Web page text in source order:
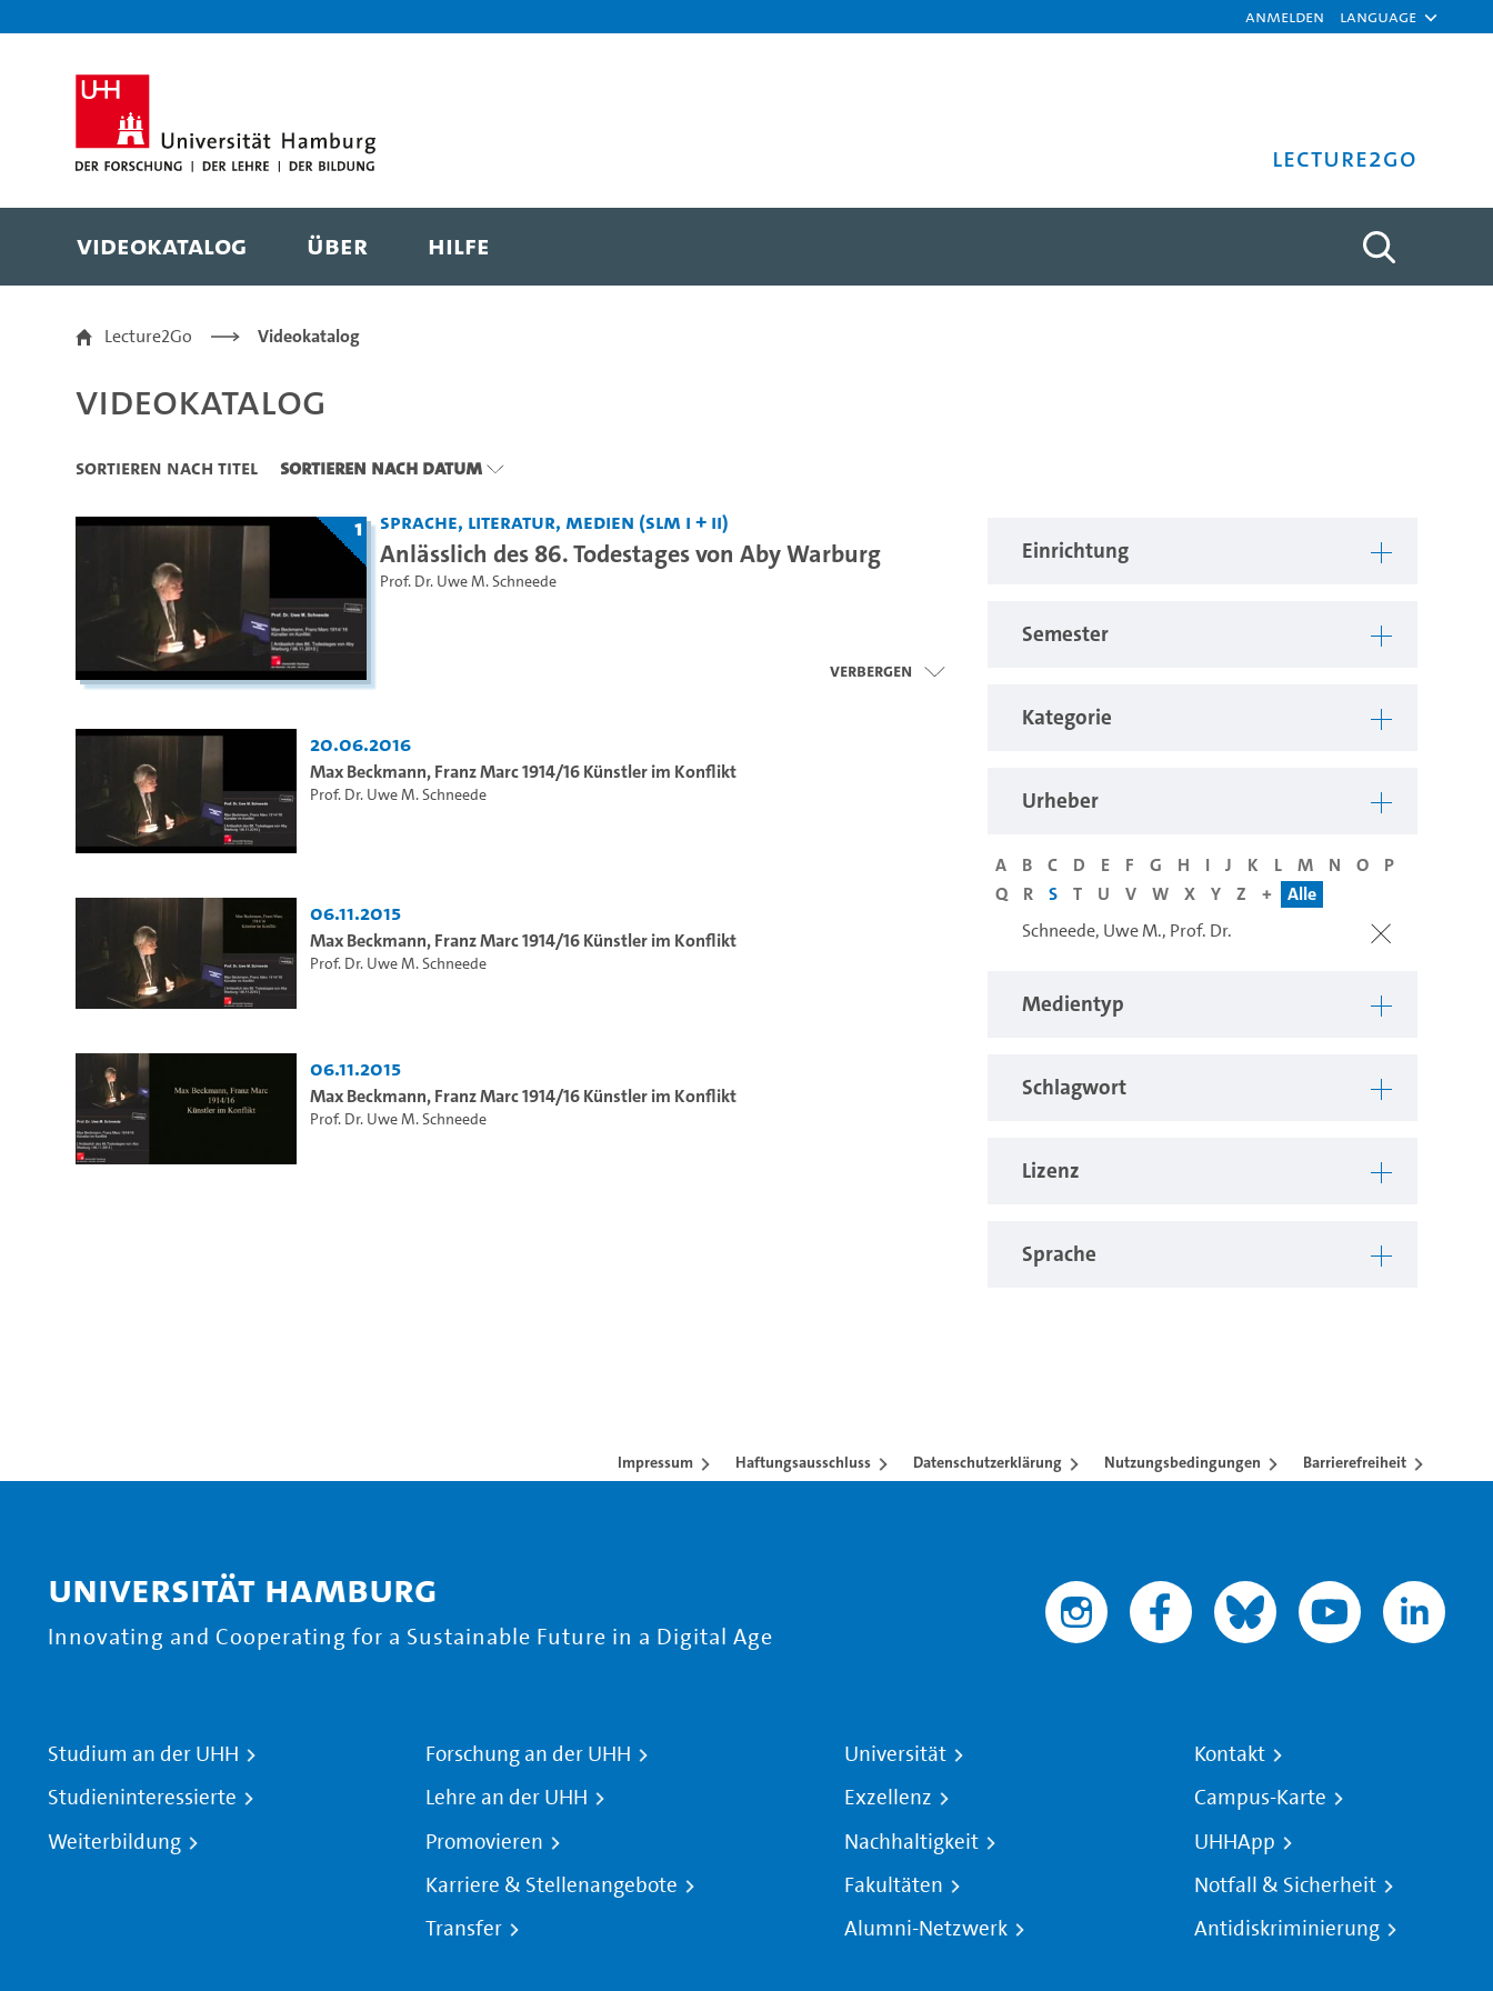
Anmelden Language
Lecture2Go
Videokatalog Über Hilfe
Videokatalog
Lecture2Go Videokatalog
Videokatalog
Sortieren nach Titel Sortieren nach Datum
Einrichtung
Semester
Kategorie
Urheber
A B C D E F G H I J K L M N O
P
Q
R S T U V W X Y Z +
Alle
Schneede, Uwe M., Prof. Dr.
Medientyp
Schlagwort
Lizenz
Sprache
1 Sprache, Literatur, Medien (SLM I + II)
Anlässlich des 86. Todestages von Aby Warburg
Prof. Dr. Uwe M. Schneede
Verbergen
20.06.2016
Max Beckmann, Franz Marc 1914/16 Künstler im Konflikt
Prof. Dr. Uwe M. Schneede
06.11.2015
Max Beckmann, Franz Marc 1914/16 Künstler im Konflikt
Prof. Dr. Uwe M. Schneede
06.11.2015
Max Beckmann, Franz Marc 1914/16 Künstler im Konflikt
Prof. Dr. Uwe M. Schneede
Impressum Haftungsausschluss Datenschutzerklärung Nutzungsbedingungen Barrierefreiheit
Universität Hamburg
Innovating and Cooperating for a Sustainable Future in a Digital Age
Studium an der UHH
Studieninteressierte
Weiterbildung
Forschung an der UHH
Lehre an der UHH
Promovieren
Karriere & Stellenangebote
Transfer
Universität
Exzellenz
Nachhaltigkeit
Fakultäten
Alumni-Netzwerk
Kontakt
Campus-Karte
UHHApp
Notfall & Sicherheit
Antidiskriminierung